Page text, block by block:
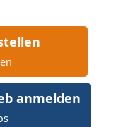
anmelden